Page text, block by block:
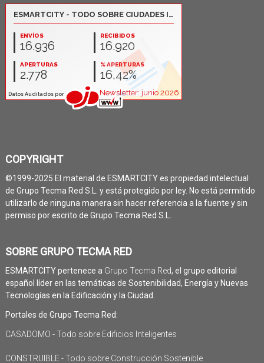
COPYRIGHT
©1999-2025 El material de ESMARTCITY es propiedad intelectual
de Grupo Tecma Red S.L. y está protegido por ley. No está permitido
utilizarlo de ninguna manera sin hacer referencia a la fuente y sin
permiso por escrito de Grupo Tecma Red S.L.
SOBRE GRUPO TECMA RED
ESMARTCITY pertenece a Grupo Tecma Red, el grupo editorial
español líder en las temáticas de Sostenibilidad, Energía y Nuevas
Tecnologías en la Edificación y la Ciudad.
Portales de Grupo Tecma Red:
CASADOMO - Todo sobre Edificios Inteligentes
CONSTRUIBLE - Todo sobre Construcción Sostenible